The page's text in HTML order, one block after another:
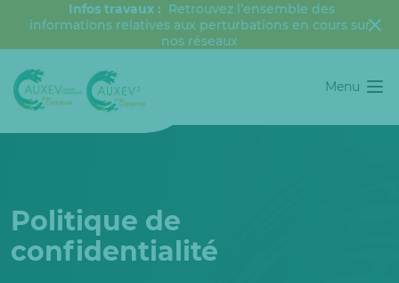
Infos travaux : Retrouvez l’ensemble des
informations relatives aux perturbations en cours sur
nos réseaux
Menu
Politique de
confidentialité